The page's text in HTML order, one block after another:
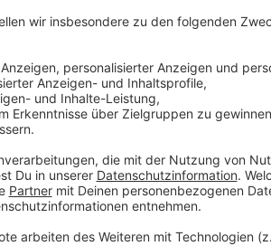
hat während der Hochzeit von Pop-
im Internet verkauft. Gignac bot
und einen Kopfhörer an - alle
gesammelt, wie es auf der
die er unter dem Motto «Nicht